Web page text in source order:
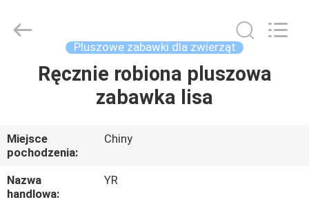
DOM
O
NAS
Pluszowe zabawki dla zwierząt
Ręcznie robiona pluszowa
zabawka lisa
Miejsce
pochodzenia:
Chiny
Nazwa
handlowa:
YR